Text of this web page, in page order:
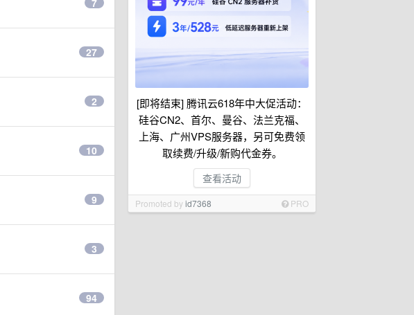
[即将结束] 腾讯云618年中大促活动：
硅谷CN2、首尔、曼谷、法兰克福、
上海、广州VPS服务器，另可免费领
取续费/升级/新购代金券。
查看活动
Promoted byid7368 PRO
7
27
2
10
9
3
94